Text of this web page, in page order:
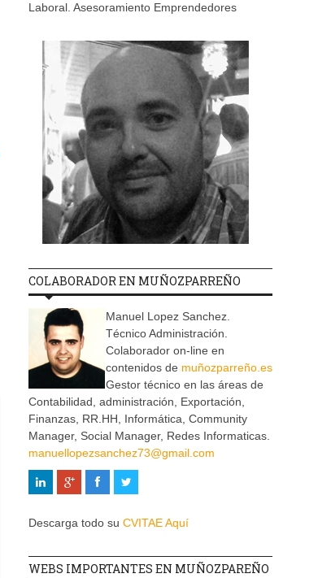
Laboral. Asesoramiento Emprendedores
COLABORADOR EN MUÑOZPARREÑO
Manuel Lopez Sanchez.
Técnico Administración.
Colaborador on-line en
contenidos de muñozparreño.es
Gestor técnico en las áreas de
Contabilidad, administración, Exportación,
Finanzas, RR.HH, Informática, Community
Manager, Social Manager, Redes Informaticas.
manuellopezsanchez73@gmail.com
Descarga todo su CVITAE Aquí
WEBS IMPORTANTES EN MUÑOZPAREÑO